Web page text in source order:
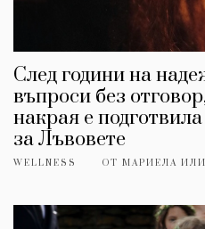
След години на
въпроси без
накрая е
за Лъвовете
WELLNESS ОТ МАРИЕЛА